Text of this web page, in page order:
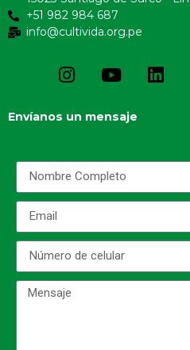
+51 982 984 687
info@cultivida.org.pe
Envíanos un mensaje